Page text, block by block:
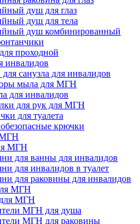
душ для глаз
душ для тела
душ комбинированный
проходной
инвалидов
санузла для инвалидов
мыла для МГН
для инвалидов
для рук для МГН
для туалета
крючки
МГН
для ванны для инвалидов
для инвалидов в туалет
для раковины для инвалидов
МГН
МГН
МГН для душа
МГН для раковины